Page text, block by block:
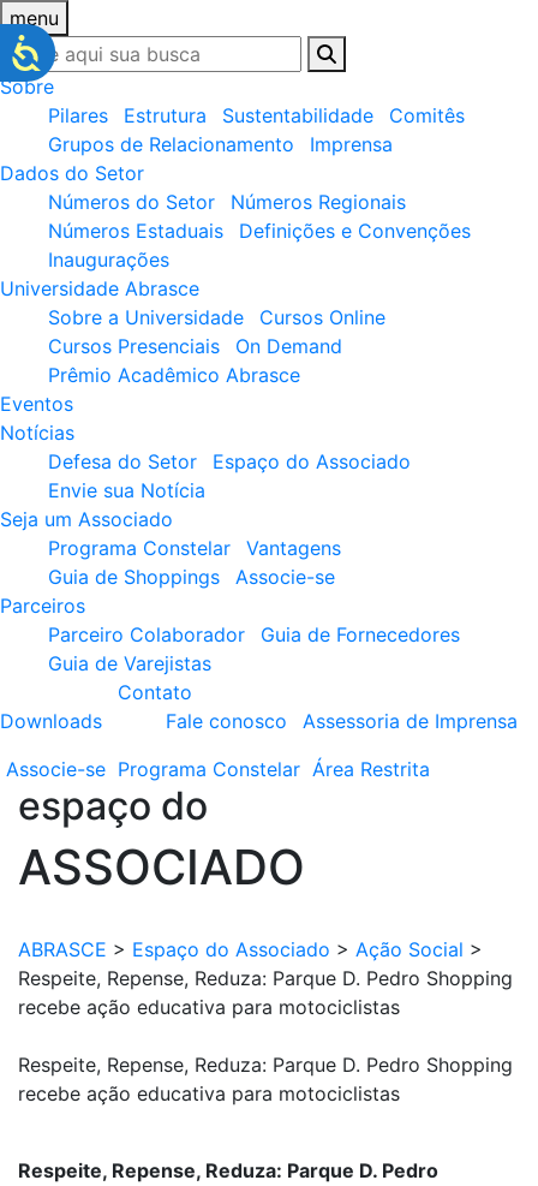
menu
Sobre
Pilares
Estrutura Sustentabilidade
Comitês
Grupos de Relacionamento
Imprensa
Dados do Setor
Números do Setor
Números Regionais
Números Estaduais
Definições e Convenções
Inaugurações
Universidade Abrasce
Sobre a Universidade
Cursos Online
Cursos Presenciais
On Demand
Prêmio Acadêmico Abrasce
Eventos
Notícias
Defesa do Setor
Espaço do Associado
Envie sua Notícia
Seja um Associado
Programa Constelar
Vantagens
Guia de Shoppings
Associe-se
Parceiros
Parceiro Colaborador
Guia de Fornecedores
Guia de Varejistas
Downloads
Contato
Fale conosco
Assessoria de Imprensa
Associe-se Programa Constelar Área Restrita
espaço do
ASSOCIADO
ABRASCE > Espaço do Associado > Ação Social >
Respeite, Repense, Reduza: Parque D. Pedro Shopping
recebe ação educativa para motociclistas
Respeite, Repense, Reduza: Parque D. Pedro Shopping
recebe ação educativa para motociclistas
Respeite, Repense, Reduza: Parque D. Pedro